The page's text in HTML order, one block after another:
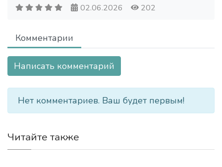
02.06.2026 202
Комментарии
Написать комментарий
Нет комментариев. Ваш будет первым!
Читайте также